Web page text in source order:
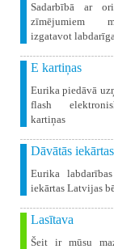
Sadarbībā ar
zīmējumiem
izgatavot
E kartiņas
Eurika piedāvā
flash
kartiņas
Dāvātās
Eurika
iekārtas Latvijas
Lasītava
Šeit ir mūsu